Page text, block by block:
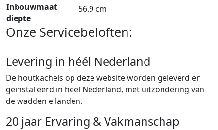
Inbouwmaat
diepte
56.9 cm
Onze Servicebeloften:
Levering in héél Nederland
De houtkachels op deze website worden geleverd en
geinstalleerd in heel Nederland, met uitzondering van
de wadden eilanden.
20 jaar Ervaring & Vakmanschap